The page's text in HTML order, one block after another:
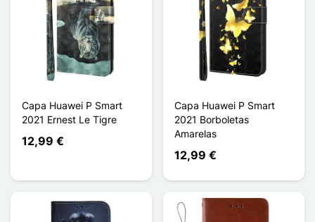
Capa Huawei P Smart
2021 Ernest Le Tigre
12,99 €
Capa Huawei P Smart
2021 Borboletas
Amarelas
12,99 €